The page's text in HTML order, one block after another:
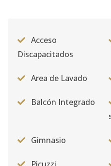
Acceso
Discapacitados
Area de Lavado
Balcón Integrado
Gimnasio